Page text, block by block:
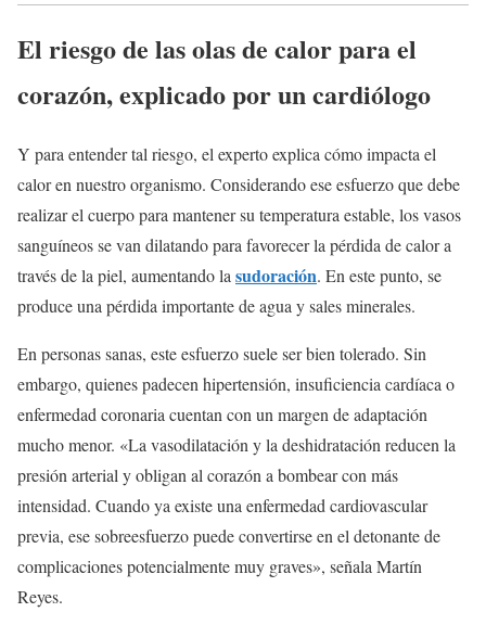
El riesgo de las olas de calor para el
corazón, explicado por un cardiólogo
Y para entender tal riesgo, el experto explica cómo impacta el
calor en nuestro organismo. Considerando ese esfuerzo que debe
realizar el cuerpo para mantener su temperatura estable, los vasos
sanguíneos se van dilatando para favorecer la pérdida de calor a
través de la piel, aumentando lasudoración. En este punto, se
produce una pérdida importante de agua y sales minerales.
En personas sanas, este esfuerzo suele ser bien tolerado. Sin
embargo, quienes padecen hipertensión, insuficiencia cardíaca o
enfermedad coronaria cuentan con un margen de adaptación
mucho menor. «La vasodilatación y la deshidratación reducen la
presión arterial y obligan al corazón a bombear con más
intensidad. Cuando ya existe una enfermedad cardiovascular
previa, ese sobreesfuerzo puede convertirse en el detonante de
complicaciones potencialmente muy graves», señala Martín
Reyes.